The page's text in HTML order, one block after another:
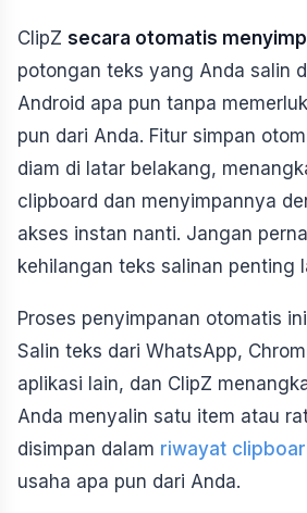
ClipZ secara otomatis
potongan teks yang Anda salin
Android apa pun tanpa
pun dari Anda. Fitur simpan
diam di latar belakang,
clipboard dan menyimpannya
akses instan nanti. Jangan
kehilangan teks salinan penting
Proses penyimpanan otomatis
Salin teks dari WhatsApp,
aplikasi lain, dan ClipZ
Anda menyalin satu item atau
disimpan dalam riwayat
usaha apa pun dari Anda.